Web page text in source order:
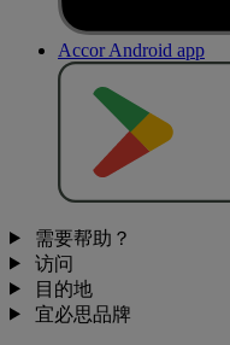
Accor Android app
需要帮助？
访问
目的地
宜必思品牌